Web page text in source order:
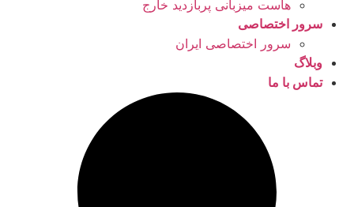
هاست میزبانی پربازدید خارج
سرور اختصاصی
سرور اختصاصی ایران
وبلاگ
تماس با ما